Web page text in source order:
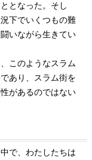
となった。そし
下でいくつもの難
いながら生きてい
このようなスラム
あり、スラム街を
があるのではない
で、わたしたちは